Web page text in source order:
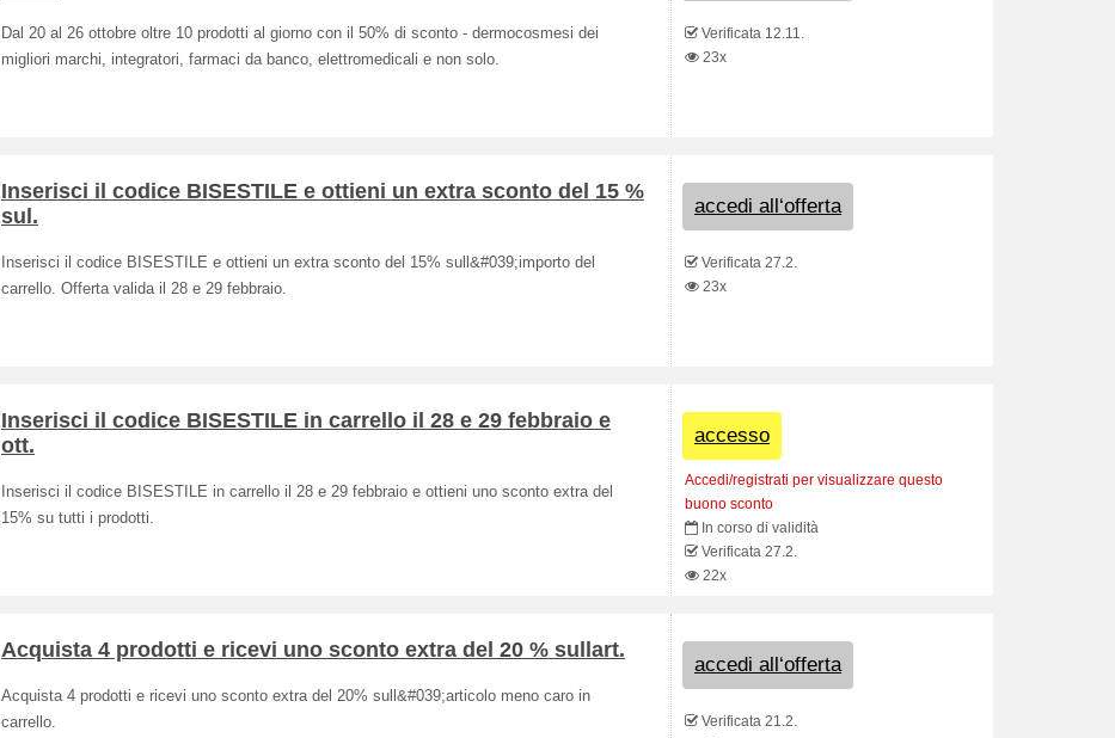
Dal 20 al 26 ottobre oltre 10 prodotti al giorno con il 50% di sconto - dermocosmesi dei
migliori marchi, integratori, farmaci da banco, elettromedicali e non solo.
Verificata 12.11.
23x
Inserisci il codice BISESTILE e ottieni un extra sconto del 15 %
sul.
Inserisci il codice BISESTILE e ottieni un extra sconto del 15% sull&#039;importo del
carrello. Offerta valida il 28 e 29 febbraio.
accedi all‘offerta
Verificata 27.2.
23x
Inserisci il codice BISESTILE in carrello il 28 e 29 febbraio e
ott.
Inserisci il codice BISESTILE in carrello il 28 e 29 febbraio e ottieni uno sconto extra del
15% su tutti i prodotti.
accesso
Accedi/registrati per visualizzare questo
buono sconto
In corso di validità
Verificata 27.2.
22x
Acquista 4 prodotti e ricevi uno sconto extra del 20 % sullart.
Acquista 4 prodotti e ricevi uno sconto extra del 20% sull&#039;articolo meno caro in
carrello.
accedi all‘offerta
Verificata 21.2.